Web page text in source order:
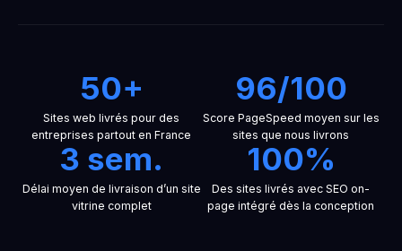
50+
Sites web livrés pour des
entreprises partout en France
96/100
Score PageSpeed moyen sur les
sites que nous livrons
3 sem.
Délai moyen de livraison d’un site
vitrine complet
100%
Des sites livrés avec SEO on-
page intégré dès la conception